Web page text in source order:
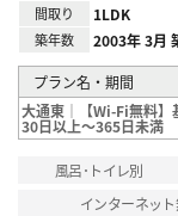
間取り 1LDK
築年数 2003年 3月
プラン名・期間
大通東｜【Wi-Fi無料】
30日以上～365日未満
風呂･トイレ別
インターネッ